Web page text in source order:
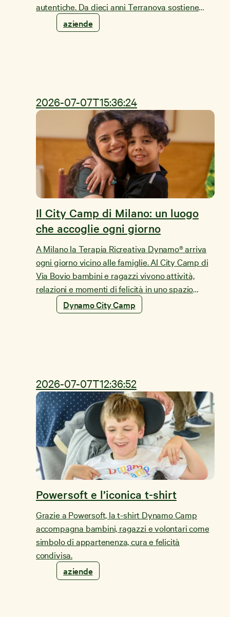
autentiche. Da dieci anni Terranova sostiene
questa esperienza di Terapia Ricreativa
Dynamo®.
aziende
2026-07-07T15:36:24
Il City Camp di Milano: un luogo
che accoglie ogni giorno
A Milano la Terapia Ricreativa Dynamo® arriva
ogni giorno vicino alle famiglie. Al City Camp di
Via Bovio bambini e ragazzi vivono attività,
relazioni e momenti di felicità in uno spazio
gratuito e inclusivo.
Dynamo City Camp
2026-07-07T12:36:52
Powersoft e l’iconica t-shirt
Grazie a Powersoft, la t-shirt Dynamo Camp
accompagna bambini, ragazzi e volontari come
simbolo di appartenenza, cura e felicità
condivisa.
aziende